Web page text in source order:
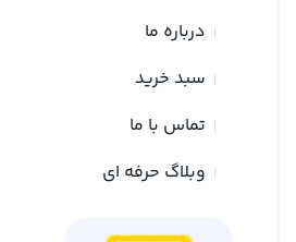
درباره ما
سبد خرید
تماس با ما
وبلاگ حرفه ای